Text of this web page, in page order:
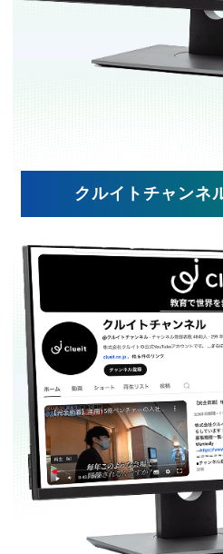
クルイトチャンネ